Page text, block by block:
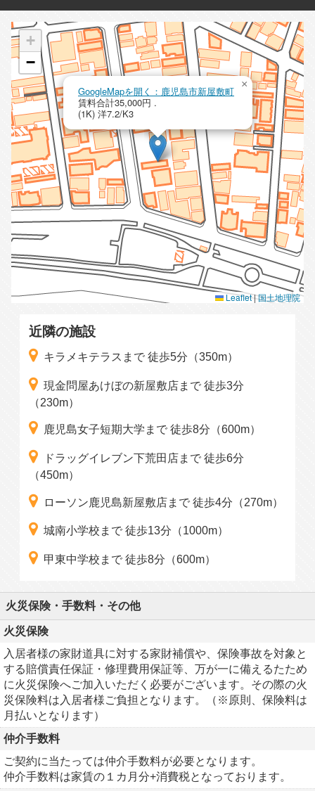
GoogleMapを開く：鹿児島市新屋敷町
賃料合計35,000円 .
(1K) 洋7.2/K3
×
+
−
Leaflet|国土地理院
近隣の施設
キラメキテラスまで 徒歩5分（350m）
現金問屋あけぼの新屋敷店まで 徒歩3分
（230m）
鹿児島女子短期大学まで 徒歩8分（600m）
ドラッグイレブン下荒田店まで 徒歩6分
（450m）
ローソン鹿児島新屋敷店まで 徒歩4分（270m）
城南小学校まで 徒歩13分（1000m）
甲東中学校まで 徒歩8分（600m）
火災保険・手数料・その他
火災保険
入居者様の家財道具に対する家財補償や、保険事故を対象と
する賠償責任保証・修理費用保証等、万が一に備えるたため
に火災保険へご加入いただく必要がございます。その際の火
災保険料は入居者様ご負担となります。（※原則、保険料は
月払いとなります）
仲介手数料
ご契約に当たっては仲介手数料が必要となります。
仲介手数料は家賃の１カ月分+消費税となっております。